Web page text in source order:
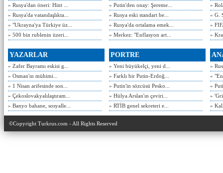
» Rusya'dan öneri: Hint ...
» Rusya'da vatandaşlıkta...
» "Ukrayna'ya Türkiye üz...
» 500 bin rublenin üzeri...
» Putin'den onay: Şereme...
» Rusya eski standart be...
» Rusya'da ortalama emek...
» Merkez: "Enflasyon art...
»
» G.
»
»
YAZARLAR
» Zafer Bayramı eskisi g...
» Osman'ın mühimi...
» 1 Nisan arifesinde son...
» Çekoslovakyalılaştıram...
» Banyo bahane, sosyalle...
PORTRE
» Yeni büyükelçi, yeni d...
» Farklı bir Putin-Erdoğ...
» Putin'in sözcüsü Pesko...
» Hülya Arslan'ın çeviri...
» RTİB genel sekreteri e...
»
»
»
»
»
©Copyright Turkrus.com - All Rights Reserved